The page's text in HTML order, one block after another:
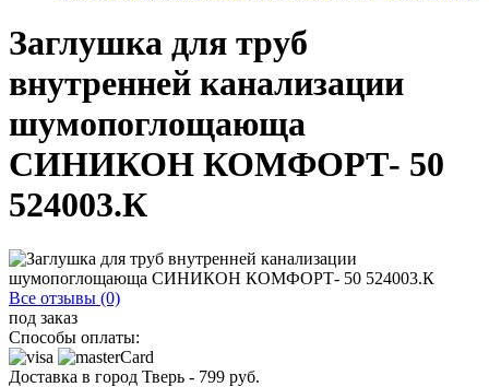
Заглушка для труб
внутренней канализации
шумопоглощающа
СИНИКОН КОМФОРТ- 50
524003.К
Все отзывы (0)
под заказ
Способы оплаты:
Доставка в город Тверь - 799 руб.